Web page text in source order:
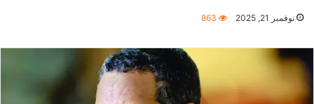
نوفمبر 21, 2025 863